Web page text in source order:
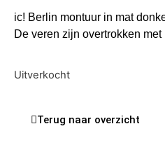
ic! Berlin montuur in mat
De veren zijn overtrokken
Uitverkocht
Terug naar overzicht